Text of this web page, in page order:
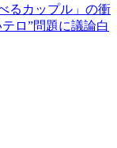
るカップル」の衝
ロ”問題に議論白